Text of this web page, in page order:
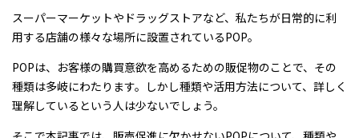
スーパーマーケットやドラッグストアなど、私たちが日常的に利
用する店舗の様々な場所に設置されているPOP。
POPは、お客様の購買意欲を高めるための販促物のことで、その
種類は多岐にわたります。しかし種類や活用方法について、詳しく
理解しているという人は少ないでしょう。